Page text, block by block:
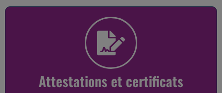
Attestations et certificats